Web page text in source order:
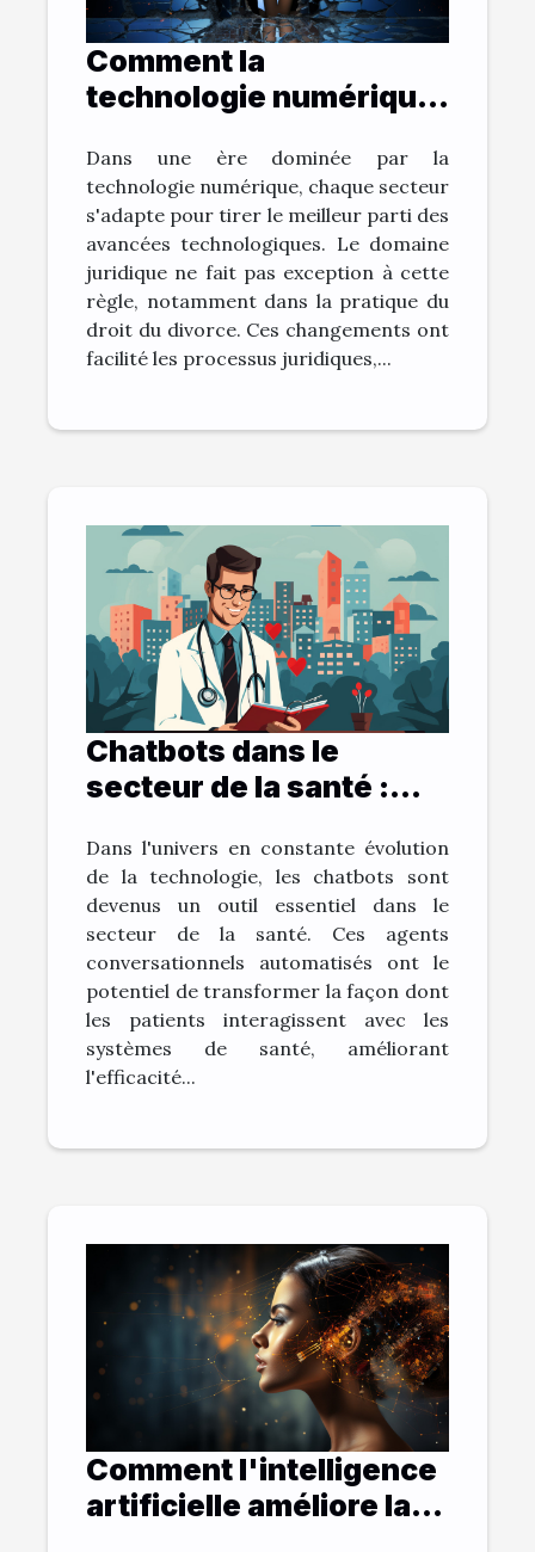
Comment la
technologie numérique
droit du divorce
Dans une ère dominée par la
technologie numérique, chaque secteur
s'adapte pour tirer le meilleur parti des
avancées technologiques. Le domaine
juridique ne fait pas exception à cette
règle, notamment dans la pratique du
droit du divorce. Ces changements ont
facilité les processus juridiques,...
Chatbots dans le
secteur de la santé :
Dans l'univers en constante évolution
de la technologie, les chatbots sont
devenus un outil essentiel dans le
secteur de la santé. Ces agents
conversationnels automatisés ont le
potentiel de transformer la façon dont
les patients interagissent avec les
systèmes de santé, améliorant
l'efficacité...
Comment l'intelligence
artificielle améliore la